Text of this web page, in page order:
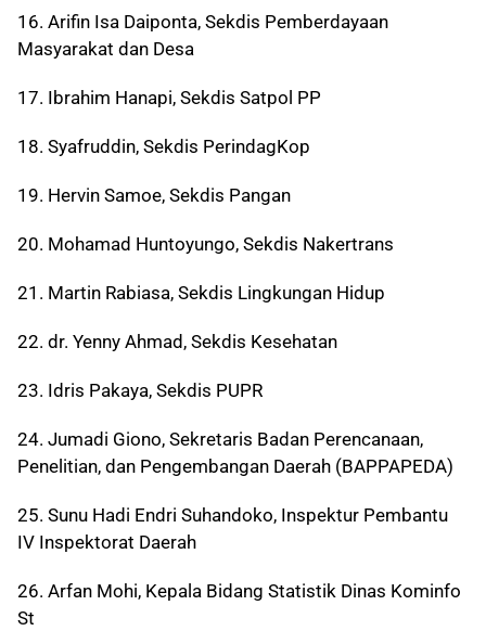
16. Arifin Isa Daiponta, Sekdis Pemberdayaan
Masyarakat dan Desa
17. Ibrahim Hanapi, Sekdis Satpol PP
18. Syafruddin, Sekdis PerindagKop
19. Hervin Samoe, Sekdis Pangan
20. Mohamad Huntoyungo, Sekdis Nakertrans
21. Martin Rabiasa, Sekdis Lingkungan Hidup
22. dr. Yenny Ahmad, Sekdis Kesehatan
23. Idris Pakaya, Sekdis PUPR
24. Jumadi Giono, Sekretaris Badan Perencanaan,
Penelitian, dan Pengembangan Daerah (BAPPAPEDA)
25. Sunu Hadi Endri Suhandoko, Inspektur Pembantu
IV Inspektorat Daerah
26. Arfan Mohi, Kepala Bidang Statistik Dinas Kominfo
St